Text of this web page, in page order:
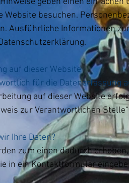
Website besuchen.
Ausführliche Informationen
auf dieser Website
für die Datenerfassung
auf dieser Website
zur Verantwortlichen
Ihre Daten?
zum einen dadurch
in ein Kontaktformular